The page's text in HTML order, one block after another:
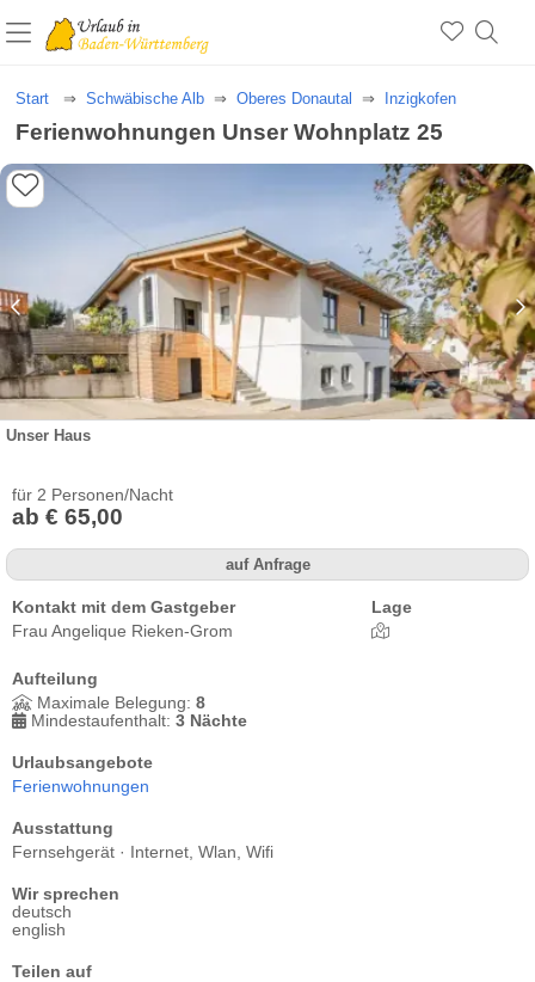
Start Schwäbische Alb Oberes Donautal Inzigkofen
Ferienwohnungen Unser Wohnplatz 25
Unser Haus
für 2 Personen/Nacht
ab € 65,00
auf Anfrage
Kontakt mit dem Gastgeber
Frau Angelique Rieken-Grom
Lage
Aufteilung
Maximale Belegung: 8
Mindestaufenthalt: 3 Nächte
Urlaubsangebote
Ferienwohnungen
Ausstattung
Fernsehgerät · Internet, Wlan, Wifi
Wir sprechen
deutsch
english
Teilen auf